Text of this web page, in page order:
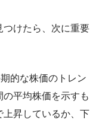
つけたら、次に重要
的な株価のトレン
の平均株価を示すも
上昇しているか、下